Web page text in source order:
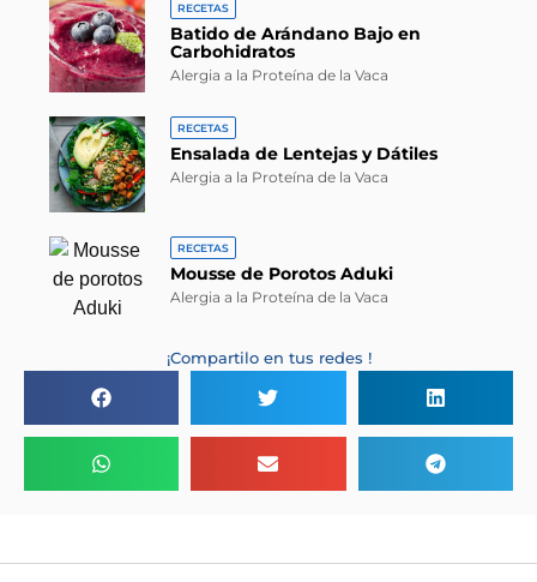
RECETAS
Batido de Arándano Bajo en
Carbohidratos
Alergia a la Proteína de la Vaca
RECETAS
Ensalada de Lentejas y Dátiles
Alergia a la Proteína de la Vaca
RECETAS
Mousse de Porotos Aduki
Alergia a la Proteína de la Vaca
¡Compartilo en tus redes !